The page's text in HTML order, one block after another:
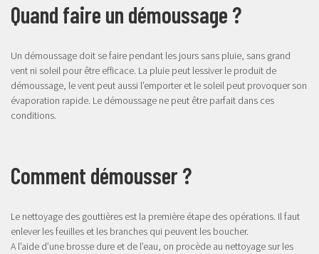
Quand faire un démoussage ?
Un démoussage doit se faire pendant les jours sans pluie, sans grand
vent ni soleil pour être efficace. La pluie peut lessiver le produit de
démoussage, le vent peut aussi l’emporter et le soleil peut provoquer son
évaporation rapide. Le démoussage ne peut être parfait dans ces
conditions.
Comment démousser ?
Le nettoyage des gouttières est la première étape des opérations. Il faut
enlever les feuilles et les branches qui peuvent les boucher.
A l’aide d’une brosse dure et de l’eau, on procède au nettoyage sur les